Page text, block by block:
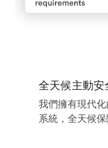
全天候主動安
我們擁有現代
系統，全天候保